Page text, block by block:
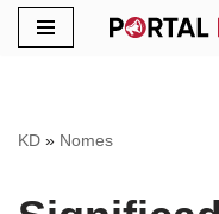
conteúdo
KD » Nomes